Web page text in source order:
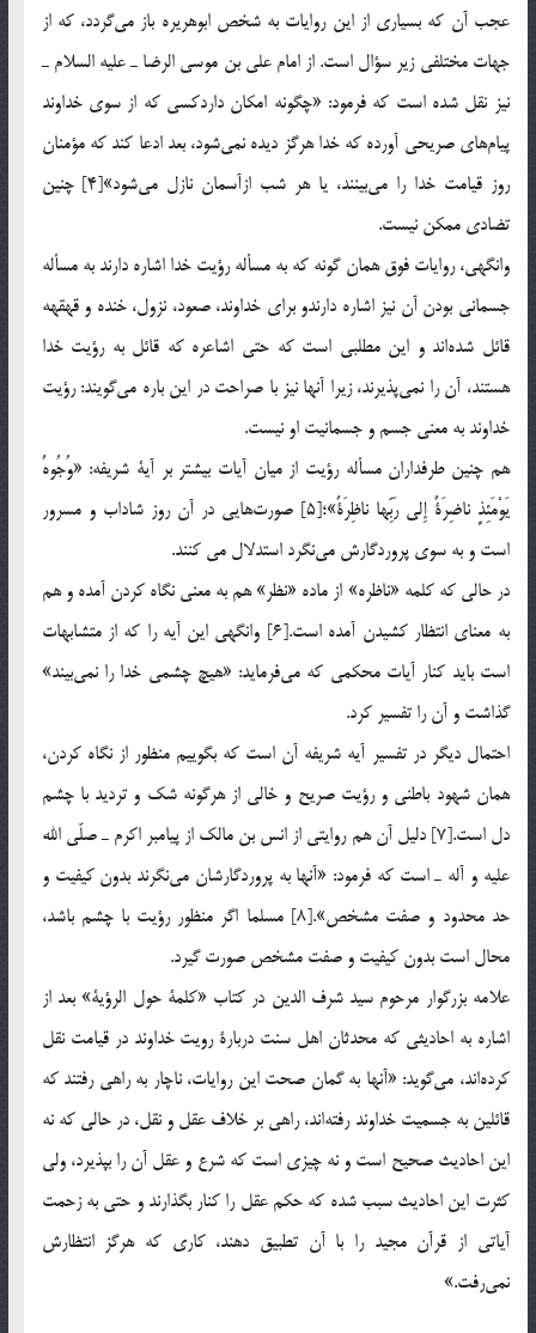
عجب آن كه بسياري از اين روايات به شخص ابوهريره باز مي‌گردد، كه از
جهات مختلفي زير سؤال است. از امام علي بن موسي الرضا ـ عليه السلام ـ
نيز نقل شده است كه فرمود: «چگونه امكان داردكسي كه از سوي خداوند
پيام‌هاي صريحي آورده كه خدا هرگز ديده نمي‌شود، بعد ادعا كند كه مؤمنان
روز قيامت خدا را مي‌بينند، يا هر شب ازآسمان نازل مي‌شود»[4] چنين
تضادي ممكن نيست.
وانگهي، روايات فوق همان گونه كه به مسأله رؤيت خدا اشاره دارند به مسأله
جسماني بودن آن نيز اشاره دارندو براي خداوند، صعود، نزول، خنده و قهقهه
قائل شده‌اند و اين مطلبي است كه حتي اشاعره كه قائل به رؤيت خدا
هستند، آن را نمي‌پذيرند، زيرا آنها نيز با صراحت در اين باره مي‌گويند: رؤيت
خداوند به معني جسم و جسمانيت او نيست.
هم چنين طرفداران مسأله رؤيت از ميان آيات بيشتر بر آية شريفه: «وُجُوهٌ
يَوْمَئِذٍ ناضِرَةٌ إِلى رَبِّها ناظِرَةٌ»؛[5] صورت‌هايي در آن روز شاداب و مسرور
است و به سوي پروردگارش مي‌نگرد استدلال مي کنند.
در حالي كه كلمه «ناظره» از ماده «نظر» هم به معني نگاه كردن آمده و هم
به معناي انتظار كشيدن آمده است.[6] وانگهي اين آيه را كه از متشابهات
است بايد كنار آيات محكمي كه مي‌فرمايد: «هيچ چشمي خدا را نمي‌بيند»
گذاشت و آن را تفسير كرد.
احتمال ديگر در تفسير آيه شريفه آن است كه بگوييم منظور از نگاه كردن،
همان شهود باطني و رؤيت صريح و خالي از هرگونه شك و ترديد با چشم
دل است.[7] دليل آن هم روايتي از انس بن مالك از پيامبر اكرم ـ صلّي الله
عليه و آله ـ است كه فرمود: «آنها به پروردگارشان مي‌نگرند بدون كيفيت و
حد محدود و صفت مشخص».[8] مسلما اگر منظور رؤيت با چشم باشد،
محال است بدون كيفيت و صفت مشخص صورت گيرد.
علامه بزرگوار مرحوم سيد شرف الدين در كتاب «كلمة حول الرؤية» بعد از
اشاره به احاديثي كه محدثان اهل سنت دربارة‌ رويت خداوند در قيامت نقل
كرده‌اند، مي‌گويد: «آنها به گمان صحت اين روايات، ناچار به راهي رفتند كه
قائلين به جسميت خداوند رفته‌اند، راهي بر خلاف عقل و نقل، در حالي كه نه
اين احاديث صحيح است و نه چيزي است كه شرع و عقل آن را بپذيرد، ولي
كثرت اين احاديث سبب شده كه حكم عقل را كنار بگذارند و حتي به زحمت
آياتي از قرآن مجيد را با آن تطبيق دهند، كاري كه هرگز انتظارش
نمي‌رفت.»